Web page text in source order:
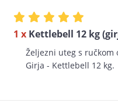
1 x Kettlebell 12 kg
Željezni uteg s ručkom
Girja - Kettlebell 12 kg.